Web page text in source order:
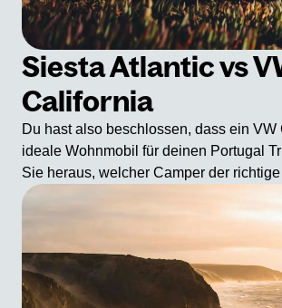
Siesta Atlantic vs
California
Du hast also beschlossen, dass ein VW
ideale Wohnmobil für deinen Portugal
Sie heraus, welcher Camper der